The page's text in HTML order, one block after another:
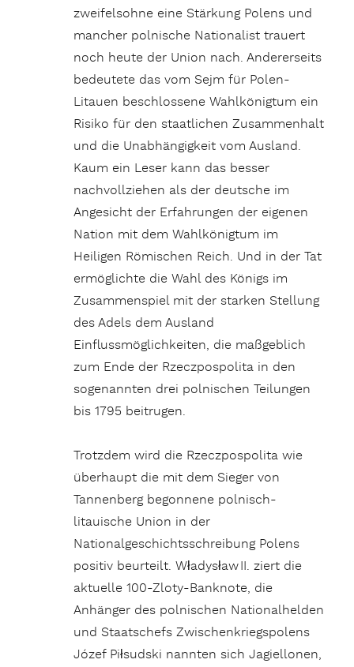
zweifelsohne eine Stärkung Polens und
mancher polnische Nationalist trauert
noch heute der Union nach. Andererseits
bedeutete das vom Sejm für Polen-
Litauen beschlossene Wahlkönigtum ein
Risiko für den staatlichen Zusammenhalt
und die Unabhängigkeit vom Ausland.
Kaum ein Leser kann das besser
nachvollziehen als der deutsche im
Angesicht der Erfahrungen der eigenen
Nation mit dem Wahlkönigtum im
Heiligen Römischen Reich. Und in der Tat
ermöglichte die Wahl des Königs im
Zusammenspiel mit der starken Stellung
des Adels dem Ausland
Einflussmöglichkeiten, die maßgeblich
zum Ende der Rzeczpospolita in den
sogenannten drei polnischen Teilungen
bis 1795 beitrugen.
Trotzdem wird die Rzeczpospolita wie
überhaupt die mit dem Sieger von
Tannenberg begonnene polnisch-
litauische Union in der
Nationalgeschichtsschreibung Polens
positiv beurteilt. Władysław II. ziert die
aktuelle 100-Zloty-Banknote, die
Anhänger des polnischen Nationalhelden
und Staatschefs Zwischenkriegspolens
Józef Piłsudski nannten sich Jagiellonen,